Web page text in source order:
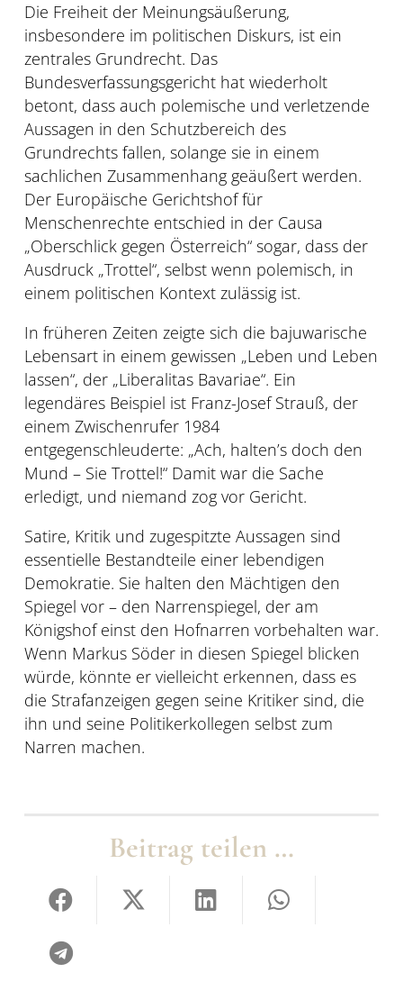
Die Freiheit der Meinungsäußerung,
insbesondere im politischen Diskurs, ist ein
zentrales Grundrecht. Das
Bundesverfassungsgericht hat wiederholt
betont, dass auch polemische und verletzende
Aussagen in den Schutzbereich des
Grundrechts fallen, solange sie in einem
sachlichen Zusammenhang geäußert werden.
Der Europäische Gerichtshof für
Menschenrechte entschied in der Causa
„Oberschlick gegen Österreich“ sogar, dass der
Ausdruck „Trottel“, selbst wenn polemisch, in
einem politischen Kontext zulässig ist.
In früheren Zeiten zeigte sich die bajuwarische
Lebensart in einem gewissen „Leben und Leben
lassen“, der „Liberalitas Bavariae“. Ein
legendäres Beispiel ist Franz-Josef Strauß, der
einem Zwischenrufer 1984
entgegenschleuderte: „Ach, halten’s doch den
Mund – Sie Trottel!“ Damit war die Sache
erledigt, und niemand zog vor Gericht.
Satire, Kritik und zugespitzte Aussagen sind
essentielle Bestandteile einer lebendigen
Demokratie. Sie halten den Mächtigen den
Spiegel vor – den Narrenspiegel, der am
Königshof einst den Hofnarren vorbehalten war.
Wenn Markus Söder in diesen Spiegel blicken
würde, könnte er vielleicht erkennen, dass es
die Strafanzeigen gegen seine Kritiker sind, die
ihn und seine Politikerkollegen selbst zum
Narren machen.
Beitrag teilen …